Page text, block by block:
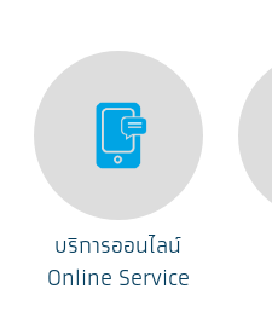
บริการออนไลน์
Online Service